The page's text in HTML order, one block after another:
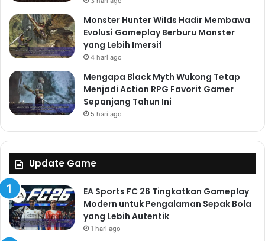
Monster Hunter Wilds Hadir Membawa
Evolusi Gameplay Berburu Monster
yang Lebih Imersif
4 hari ago
Mengapa Black Myth Wukong Tetap
Menjadi Action RPG Favorit Gamer
Sepanjang Tahun Ini
5 hari ago
Update Game
EA Sports FC 26 Tingkatkan Gameplay
Modern untuk Pengalaman Sepak Bola
yang Lebih Autentik
1 hari ago